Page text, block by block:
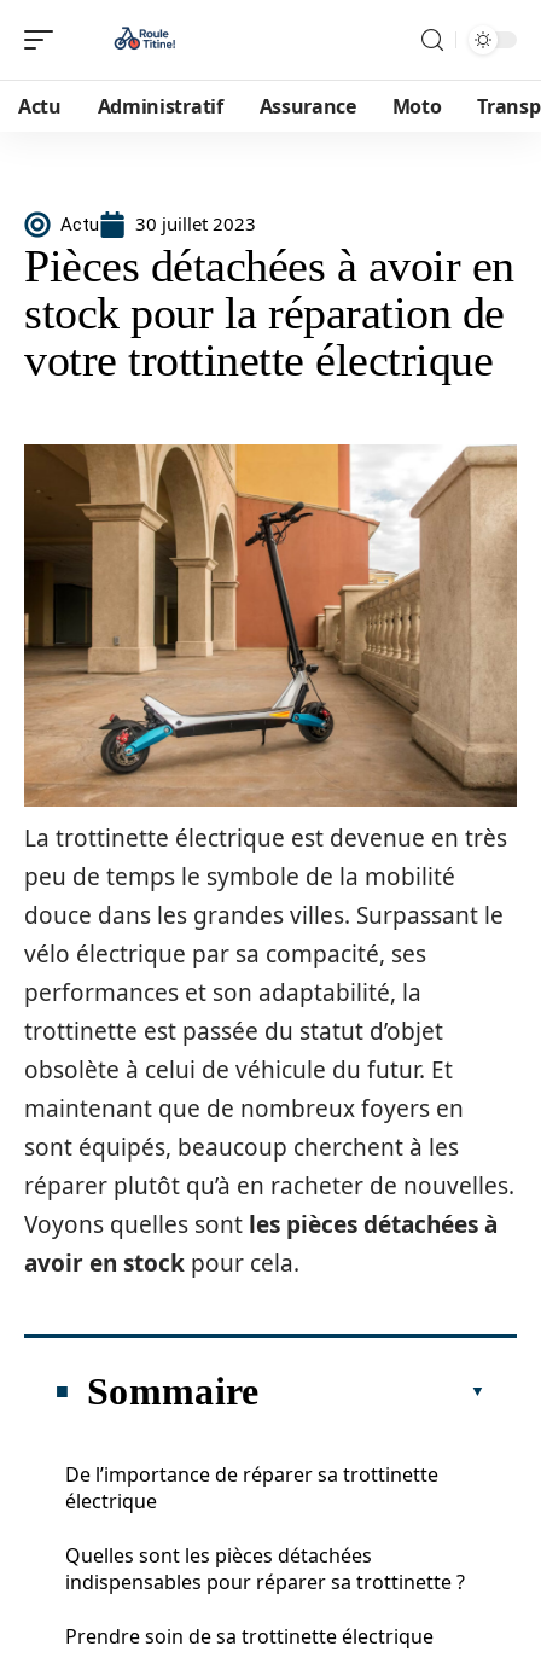
Actu Administratif Assurance Moto
Actu 30 juillet 2023
Pièces détachées à avoir en
stock pour la réparation de
votre trottinette électrique
La trottinette électrique est devenue en très
peu de temps le symbole de la mobilité
douce dans les grandes villes. Surpassant le
vélo électrique par sa compacité, ses
performances et son adaptabilité, la
trottinette est passée du statut d’objet
obsolète à celui de véhicule du futur. Et
maintenant que de nombreux foyers en
sont équipés, beaucoup cherchent à les
réparer plutôt qu’à en racheter de nouvelles.
Voyons quelles sont les pièces détachées à
avoir en stock pour cela.
Sommaire
De l’importance de réparer sa trottinette
électrique
Quelles sont les pièces détachées
indispensables pour réparer sa trottinette ?
Prendre soin de sa trottinette électrique